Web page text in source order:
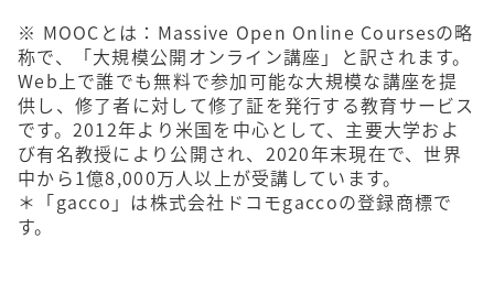
※ MOOCとは：Massive Open Online Coursesの略
称で、「大規模公開オンライン講座」と訳されます。
Web上で誰でも無料で参加可能な大規模な講座を提
供し、修了者に対して修了証を発行する教育サービス
です。2012年より米国を中心として、主要大学およ
び有名教授により公開され、2020年末現在で、世界
中から1億8,000万人以上が受講しています。
＊「gacco」は株式会社ドコモgaccoの登録商標で
す。